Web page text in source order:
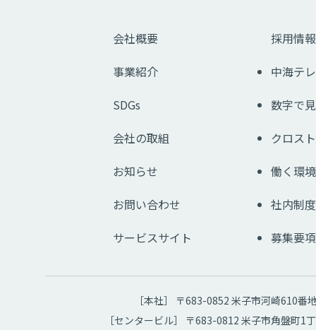
会社概要
事業紹介
SDGs
会社の取組
お知らせ
お問い合わせ
サービスサイト
採用情報
中海テ
数字で
クロス
働く環境
社内制度
募集要項
［本社］ 〒683-0852 米子市河崎610番
［センタービル］ 〒683-0812 米子市角盤町1